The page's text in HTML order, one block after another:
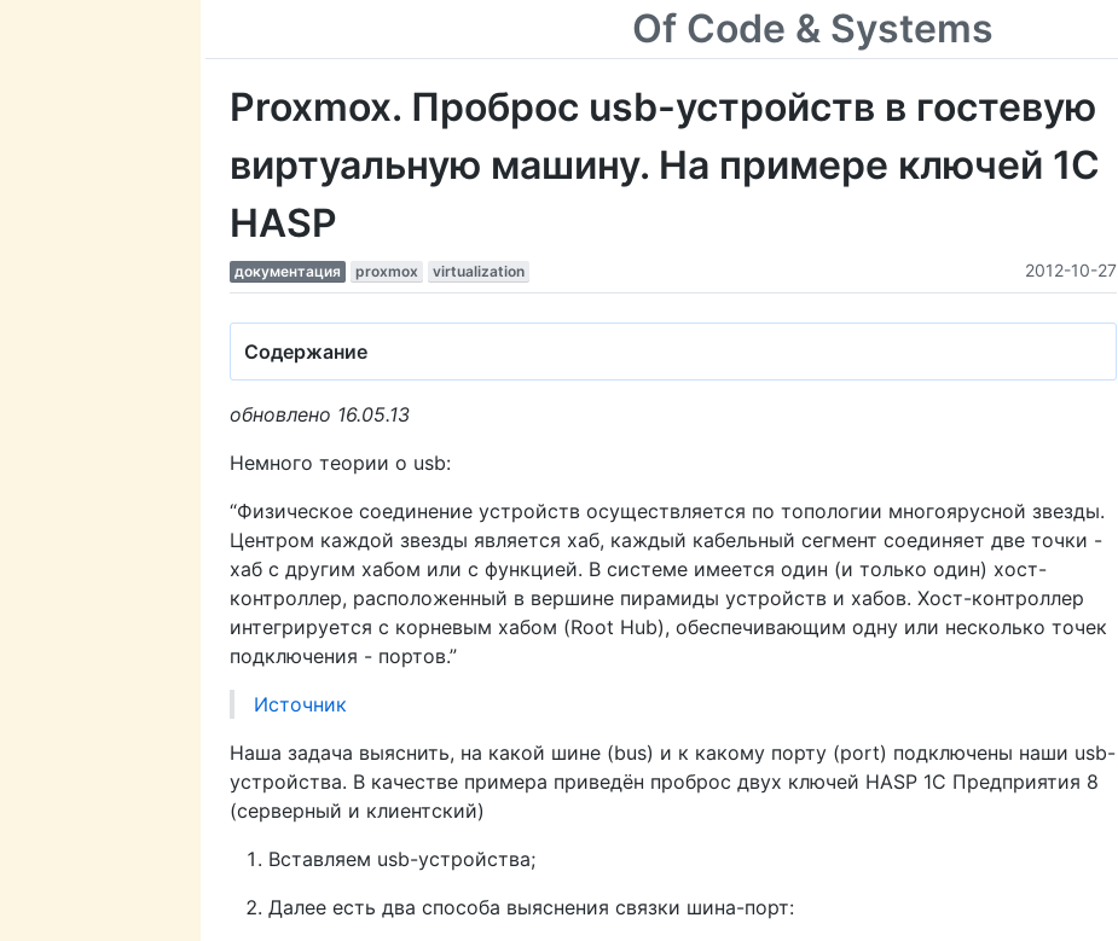
Of Code & Systems
Proxmox. Проброс usb-устройств в гостевую
виртуальную машину. На примере ключей 1С
HASP
документация proxmox virtualization 2012-10-27
Содержание
обновлено 16.05.13
Немного теории о usb:
“Физическое соединение устройств осуществляется по топологии многоярусной звезды.
Центром каждой звезды является хаб, каждый кабельный сегмент соединяет две точки -
хаб с другим хабом или с функцией. В системе имеется один (и только один) хост-
контроллер, расположенный в вершине пирамиды устройств и хабов. Хост-контроллер
интегрируется с корневым хабом (Root Hub), обеспечивающим одну или несколько точек
подключения - портов.”
Источник
Наша задача выяснить, на какой шине (bus) и к какому порту (port) подключены наши usb-
устройства. В качестве примера приведён проброс двух ключей HASP 1С Предприятия 8
(серверный и клиентский)
Вставляем usb-устройства;
Далее есть два способа выяснения связки шина-порт: